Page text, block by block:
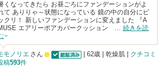
くなってきたら お昼ごろにファンデーションがよ
て ありりゃ～状態になっている 鏡の中の自分にビ
クリ！ 新しいファンデーションに変えました 『A
エアリーポアカバークッション … 続きを読
モノリエ さん
| 62歳 | 乾燥肌 | クチコミ
稿593件